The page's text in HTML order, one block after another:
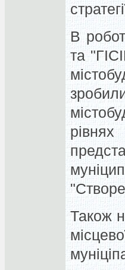
В
та
Також